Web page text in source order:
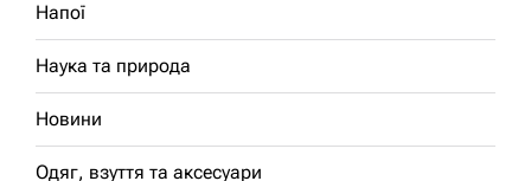
Напої
Наука та природа
Новини
Одяг, взуття та аксесуари